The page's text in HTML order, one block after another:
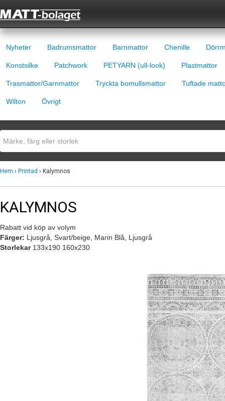
Nyheter Badrumsmattor Barnmattor Chenille
Konstsilke Patchwork PETYARN (ull-look) Plastmattor
Trasmattor/Garnmattor Tryckta bomullsmattor Tuftade
Wilton Övrigt
Hem › Printad › Kalymnos
KALYMNOS
Rabatt vid köp av volym
Färger: Ljusgrå, Svart/beige, Marin Blå, Ljusgrå
Storlekar133x190 160x230